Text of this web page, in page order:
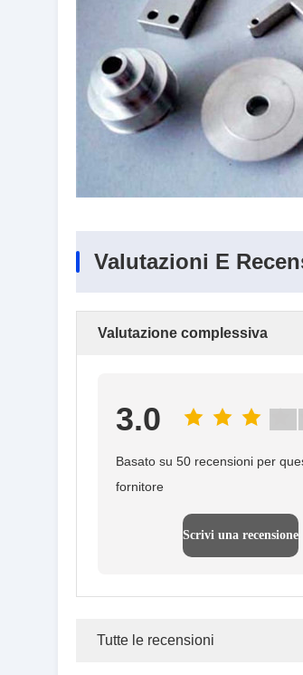
Valutazioni E
Valutazione complessiva
3.0
Basato su 50 recensioni per
fornitore
Scrivi una recensione
Tutte le recensioni